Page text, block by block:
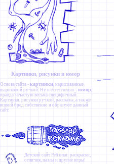
Картинки, рисунки и юмор
Основа сайта - картинки , нарисованные
шариковой ручкой. Ну и естественно - юмор ,
правда зачастую весьма специфичный.
Картинки, рисунки ручкой, рассказы, а так же
всякий бред собственно и образуют данный
сайт.
Детский сайт Ребзики: раскраски,
отличия, пазлы и другие игры!